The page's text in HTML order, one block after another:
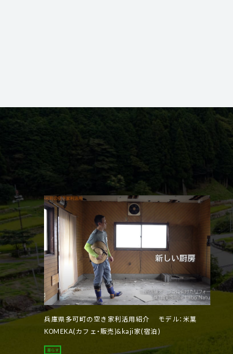
兵庫県多可町の空き家利活用紹介 モデル：米菓
KOMEKA(カフェ・販売)&kaji家(宿泊)
暮らす